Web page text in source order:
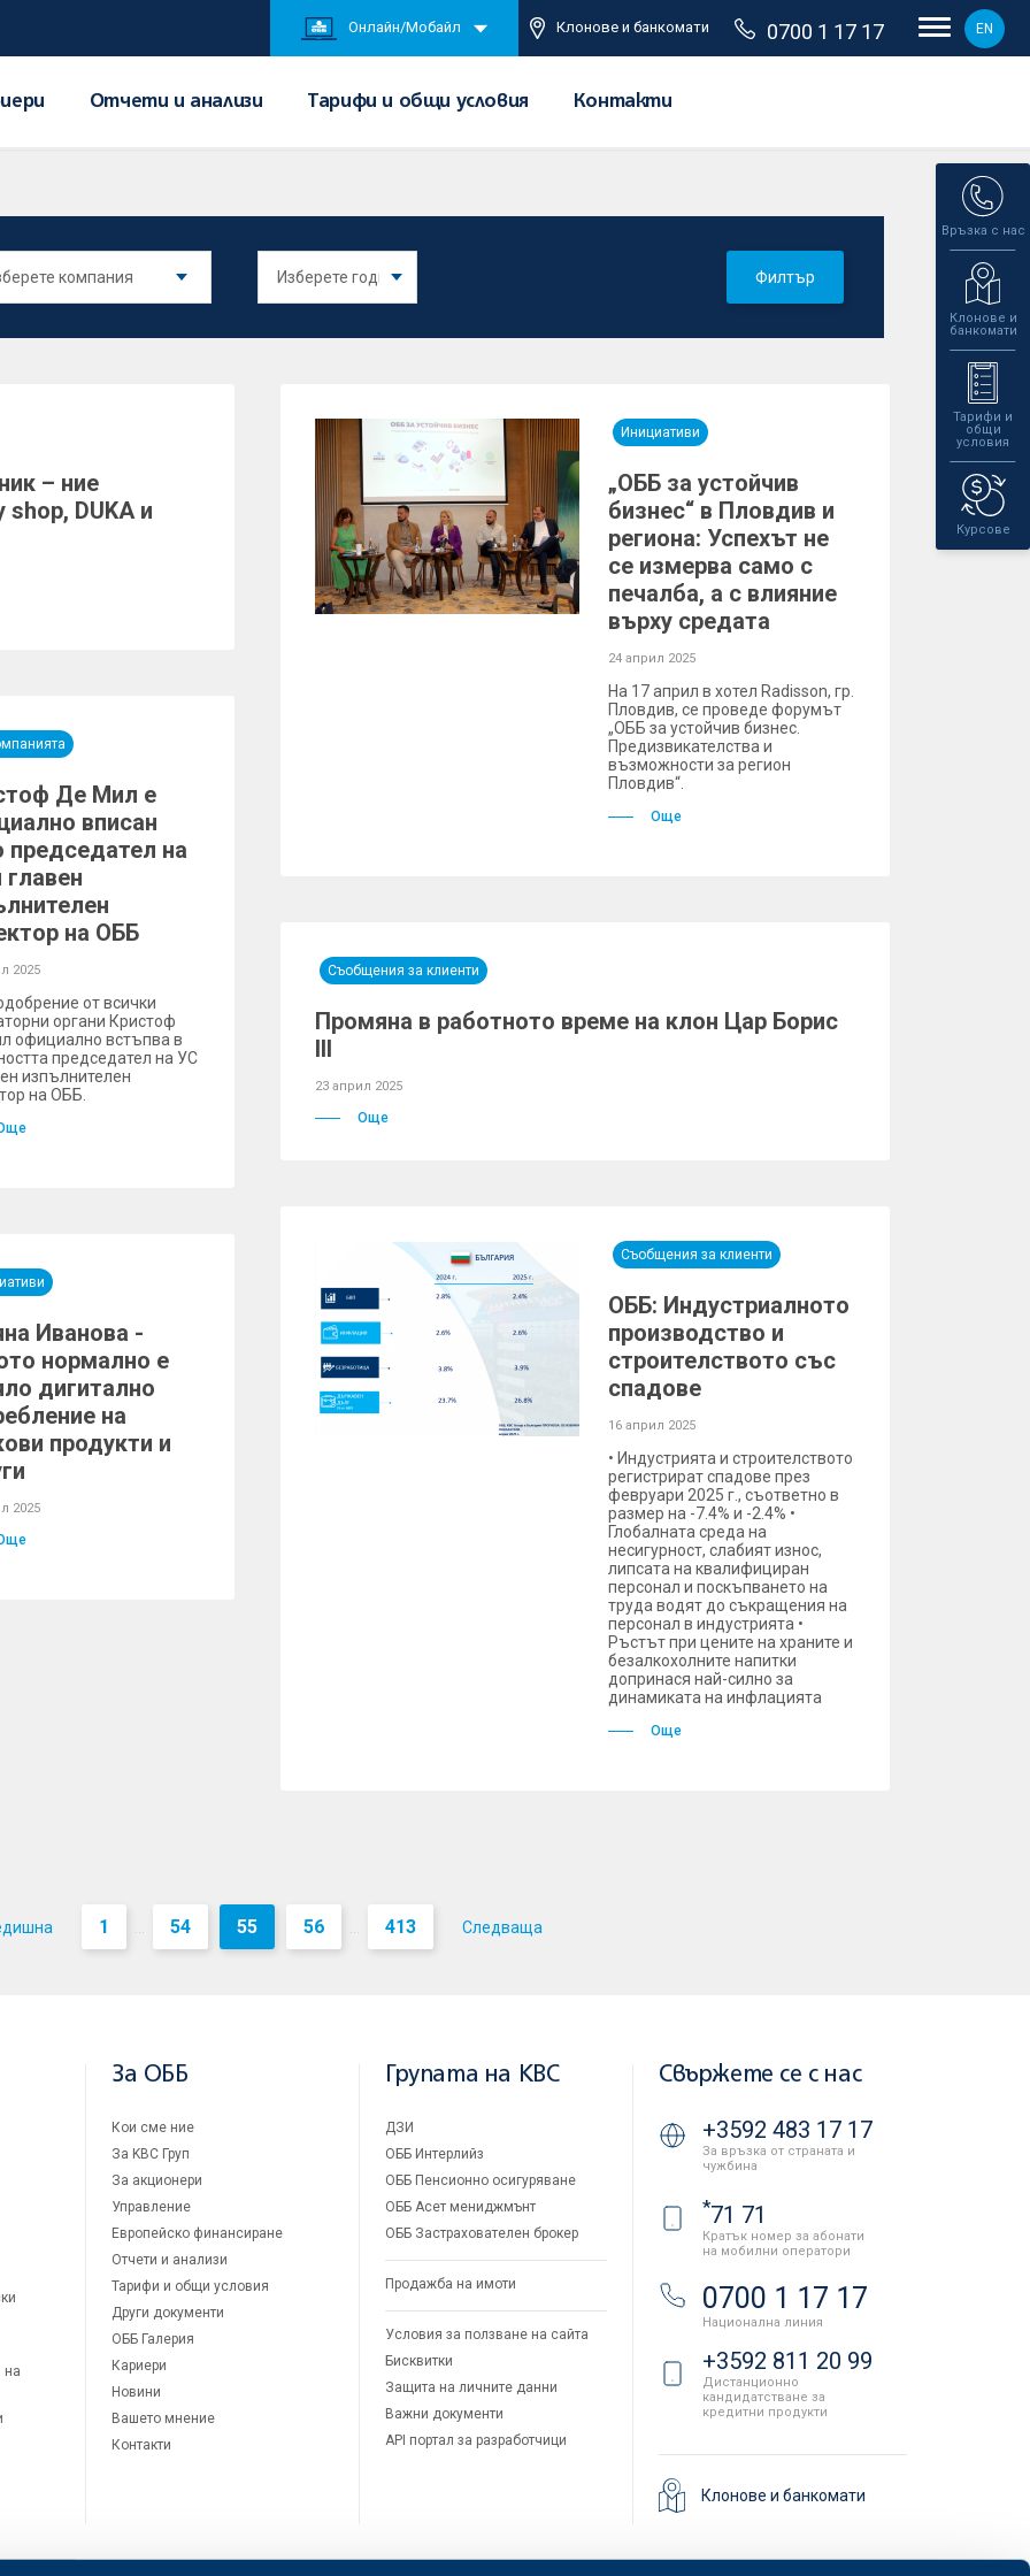
Онлайн/Мобайл Клонове и банкомати 0700 1 17 17 EN
Отчети и анализи Тарифи и общи условия Контакти
Връзка с нас
Клонове и
банкомати
Тарифи и
общи
условия
Курсове
Филтър
– ние
DUKA и
Инициативи
„ОББ за устойчив
бизнес“ в Пловдив и
региона: Успехът не
се измерва само с
печалба, а с влияние
върху средата
24 април 2025
На 17 април в хотел Radisson, гр.
Пловдив, се проведе форумът
„ОББ за устойчив бизнес.
Предизвикателства и
възможности за регион
Пловдив“.
Още
Де Мил е
вписан
председател на
на ОББ
2025
от всички
органи Кристоф
официално встъпва в
председател на УС
изпълнителен
на ОББ.
Съобщения за клиенти
Промяна в работното време на клон Цар Борис
III
23 април 2025
Още
Иванова -
нормално е
дигитално
на
продукти и
2025
Съобщения за клиенти
ОББ: Индустриалното
производство и
строителството със
спадове
16 април 2025
• Индустрията и строителството
регистрират спадове през
февруари 2025 г., съответно в
размер на -7.4% и -2.4% •
Глобалната среда на
несигурност, слабият износ,
липсата на квалифициран
персонал и поскъпването на
труда водят до съкращения на
персонал в индустрията •
Ръстът при цените на храните и
безалкохолните напитки
допринася най-силно за
динамиката на инфлацията
Още
1 ... 54 55 56 ... 413 Следваща
на
За ОББ
Кои сме ние
За KBC Груп
За акционери
Управление
Европейско финансиране
Отчети и анализи
Тарифи и общи условия
Други документи
ОББ Галерия
Кариери
Новини
Вашето мнение
Контакти
Групата на KBC
ДЗИ
ОББ Интерлийз
ОББ Пенсионно осигуряване
ОББ Асет мениджмънт
ОББ Застрахователен брокер
Продажба на имоти
Условия за ползване на сайта
Бисквитки
Защита на личните данни
Важни документи
API портал за разработчици
Свържете се с нас
+3592 483 17 17
За връзка от страната и
чужбина
*71 71
Кратък номер за абонати
на мобилни оператори
0700 1 17 17
Национална линия
+3592 811 20 99
Дистанционно
кандидатстване за
кредитни продукти
Клонове и банкомати